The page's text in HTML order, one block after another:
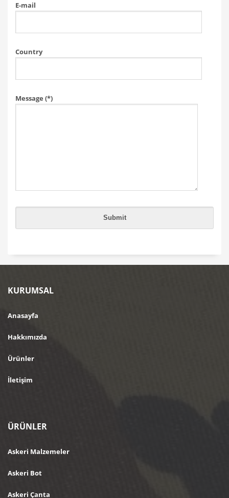
E-mail
Country
Message (*)
KURUMSAL
Anasayfa
Hakkımızda
Ürünler
İletişim
ÜRÜNLER
Askeri Malzemeler
Askeri Bot
Askeri Çanta